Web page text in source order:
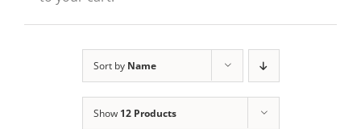
Sort by Name
Show 12 Products